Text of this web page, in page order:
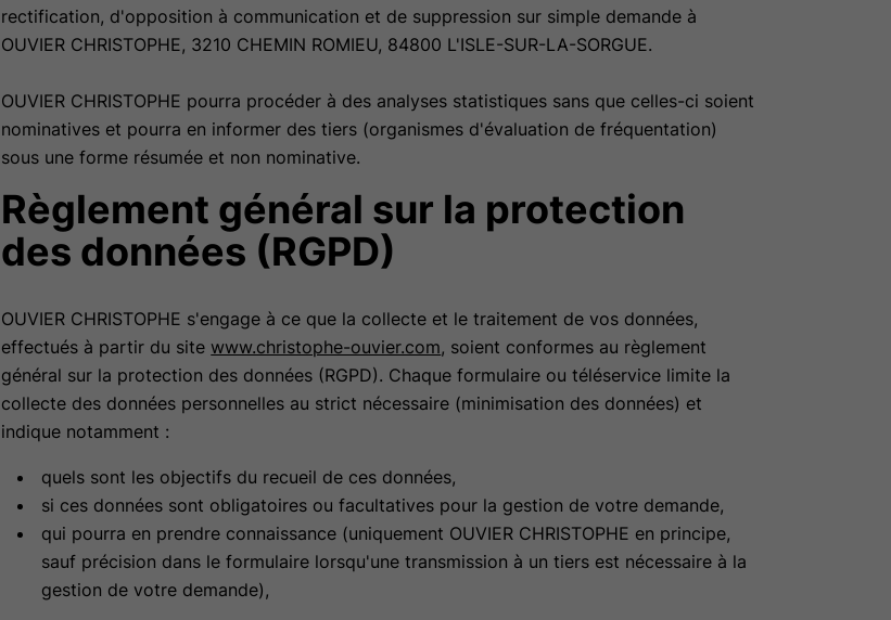
rectification, d'opposition à communication et de suppression sur simple demande à
OUVIER CHRISTOPHE, 3210 CHEMIN ROMIEU, 84800 L'ISLE-SUR-LA-SORGUE.
OUVIER CHRISTOPHE pourra procéder à des analyses statistiques sans que celles-ci soient
nominatives et pourra en informer des tiers (organismes d'évaluation de fréquentation)
sous une forme résumée et non nominative.
Règlement général sur la protection
des données (RGPD)
OUVIER CHRISTOPHE s'engage à ce que la collecte et le traitement de vos données,
effectués à partir du sitewww.christophe-ouvier.com, soient conformes au règlement
général sur la protection des données (RGPD). Chaque formulaire ou téléservice limite la
collecte des données personnelles au strict nécessaire (minimisation des données) et
indique notamment :
quels sont les objectifs du recueil de ces données,
si ces données sont obligatoires ou facultatives pour la gestion de votre demande,
qui pourra en prendre connaissance (uniquement OUVIER CHRISTOPHE en principe,
sauf précision dans le formulaire lorsqu'une transmission à un tiers est nécessaire à la
gestion de votre demande),